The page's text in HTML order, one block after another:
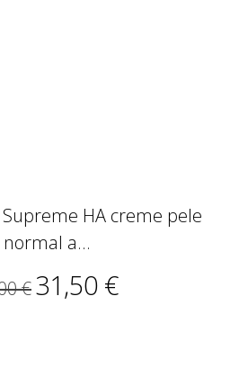
HA creme pele
normal a...
€31,50 €